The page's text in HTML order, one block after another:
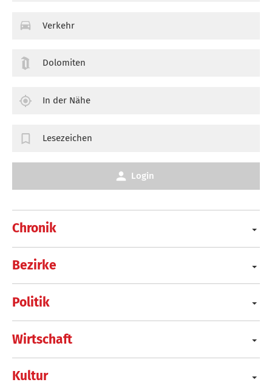
Chronik
Bezirke
Politik
Wirtschaft
Kultur
Verkehr
Dolomiten
In der Nähe
Lesezeichen
Login